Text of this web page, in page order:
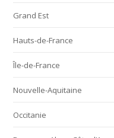
Grand Est
Hauts-de-France
Île-de-France
Nouvelle-Aquitaine
Occitanie